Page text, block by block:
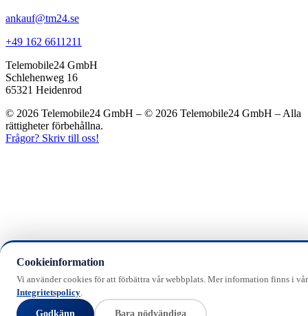
ankauf@tm24.se
+49 162 6611211
Telemobile24 GmbH
Schlehenweg 16
65321 Heidenrod
© 2026 Telemobile24 GmbH – © 2026 Telemobile24 GmbH – Alla
rättigheter förbehållna.
Frågor? Skriv till oss!
Cookieinformation
Vi använder cookies för att förbättra vår webbplats. Mer information finns i vår
Integritetspolicy.
Godkänn Bara nödvändiga